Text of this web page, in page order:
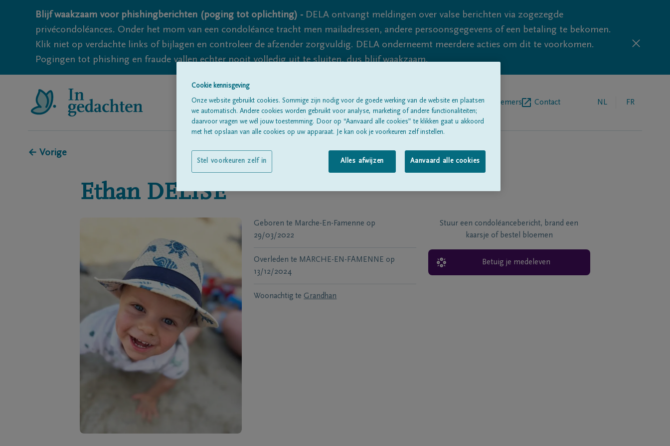
Blijf waakzaam voor phishingberichten (poging tot oplichting) - DELA ontvangt meldingen over valse berichten via zogezegde
privécondoléances. Onder het mom van een condoléance tracht men mailadressen, andere persoonsgegevens of een betaling te bekomen.
Klik niet op verdachte links of bijlagen en controleer de afzender zorgvuldig. DELA onderneemt meerdere acties om dit te voorkomen.
Pogingen tot phishing en fraude vallen echter nooit volledig uit te sluiten, dus blijf waakzaam.
Alle rouwberichtenOver onsBegrafenisondernemers Contact NL FR
← Vorige
Ethan DELISE
Geboren te Marche-En-Famenne op
29/03/2022
Overleden te MARCHE-EN-FAMENNE op
13/12/2024
Woonachtig te Grandhan
Stuur een condoléancebericht, brand een
kaarsje of bestel bloemen
Betuig je medeleven
Cookie kennisgeving
Onze website gebruikt cookies. Sommige zijn nodig voor de goede werking van de website en plaatsen
we automatisch. Andere cookies worden gebruikt voor analyse, marketing of andere functionaliteiten;
daarvoor vragen we wél jouw toestemming. Door op “Aanvaard alle cookies” te klikken gaat u akkoord
met het opslaan van alle cookies op uw apparaat. Je kan ook je voorkeuren zelf instellen.
Alles afwijzen Aanvaard alle cookies
Stel voorkeuren zelf in